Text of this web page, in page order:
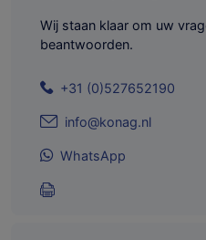
Wij staan klaar om uw
beantwoorden.
+31 (0)527652190
info@konag.nl
WhatsApp